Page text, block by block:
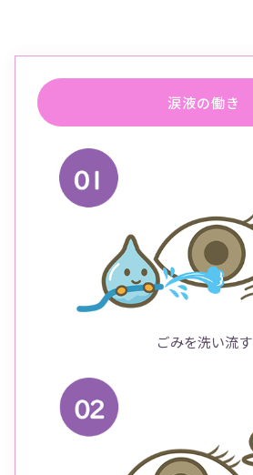
涙液の働き
ごみを洗い流す